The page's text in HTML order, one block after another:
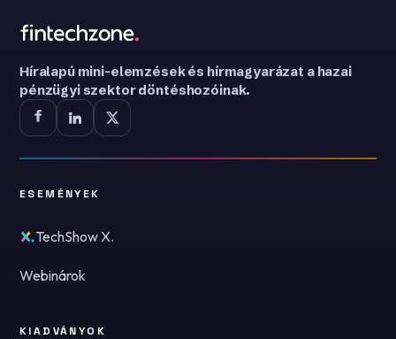
Híralapú mini-elemzések és hírmagyarázat a hazai
pénzügyi szektor döntéshozóinak.
ESEMÉNYEK
TechShow X.
Webinárok
KIADVÁNYOK